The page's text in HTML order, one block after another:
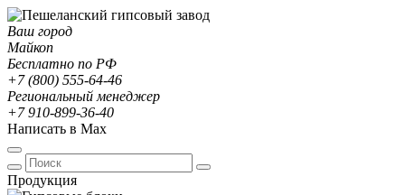
Ваш город
Майкоп
Бесплатно по РФ
+7 (800) 555-64-46
Региональный менеджер
+7 910-899-36-40
Написать в Max
Продукция